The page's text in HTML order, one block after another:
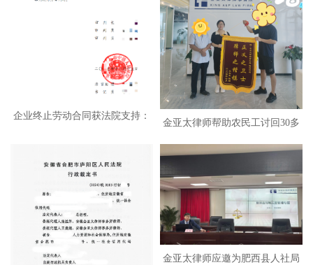
企业终止劳动合同获法院支持：
金亚太律师帮助农民工讨回30多
万
金亚太律师应邀为肥西县人社局